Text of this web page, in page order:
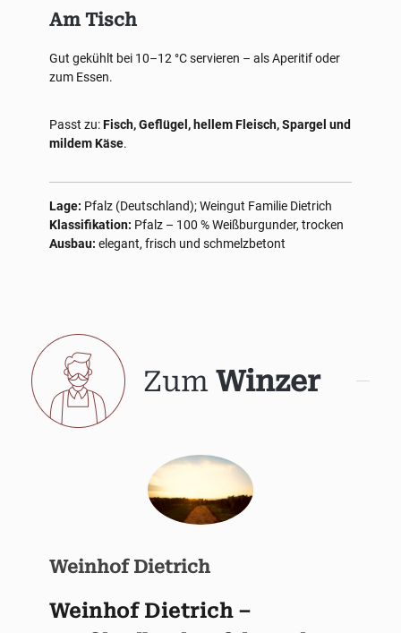
Am Tisch
Gut gekühlt bei 10–12 °C servieren – als Aperitif oder
zum Essen.
Passt zu:Fisch, Geflügel, hellem Fleisch, Spargel und
mildem Käse.
Lage: Pfalz (Deutschland); Weingut Familie Dietrich
Klassifikation: Pfalz – 100 % Weißburgunder, trocken
Ausbau: elegant, frisch und schmelzbetont
Zum Winzer
Weinhof Dietrich
Weinhof Dietrich –